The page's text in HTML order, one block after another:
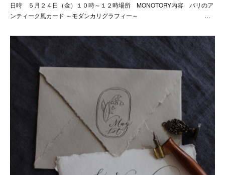
日時 ５月２４日（金）１０時～１２時場所 MONOTORY内容 パリのア
ンティーク風カード ～モダンカリグラフィー～ …